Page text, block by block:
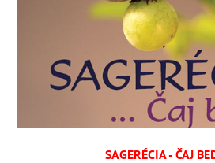
SAGERÉCIA - ČAJ